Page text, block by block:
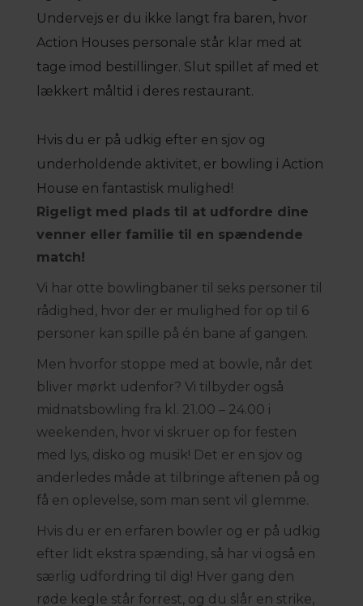
Undervejs er du ikke langt fra baren, hvor
Action Houses personale står klar med at
tage imod bestillinger. Slut spillet af med et
lækkert måltid i deres restaurant.
Hvis du er på udkig efter en sjov og
underholdende aktivitet, er bowling i Action
House en fantastisk mulighed!
Rigeligt med plads til at udfordre dine
venner eller familie til en spændende
match!
Vi har otte bowlingbaner til seks personer til
rådighed, hvor der er mulighed for op til 6
personer kan spille på én bane af gangen.
Men hvorfor stoppe med at bowle, når det
bliver mørkt udenfor? Vi tilbyder også
midnatsbowling fra kl. 21.00 – 24.00 i
weekenden, hvor vi skruer op for festen
med lys, disko og musik! Det er en sjov og
anderledes måde at tilbringe aftenen på og
få en oplevelse, som man sent vil glemme.
Hvis du er en erfaren bowler og er på udkig
efter lidt ekstra spænding, så har vi også en
særlig udfordring til dig! Hver gang den
røde kegle står forrest, og du slår en strike,